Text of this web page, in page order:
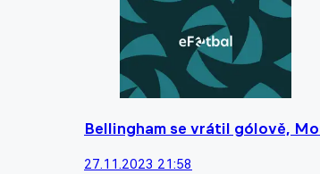
Bellingham se vrátil gólově,
27.11.2023 21:58